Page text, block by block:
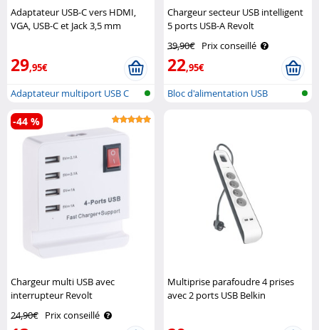
Adaptateur USB-C vers HDMI,
VGA, USB-C et Jack 3,5 mm
29,95€
Adaptateur multiport USB C
avec HDM..
Chargeur secteur USB intelligent
5 ports USB-A Revolt
39,90€ Prix conseillé
22,95€
Bloc d'alimentation USB
Chargeur multi USB avec
interrupteur Revolt
24,90€ Prix conseillé
-44 %
Multiprise parafoudre 4 prises
avec 2 ports USB Belkin